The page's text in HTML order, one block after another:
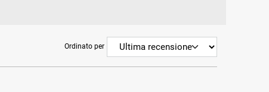
Ordinato per